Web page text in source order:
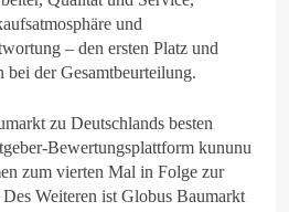
und
– den ersten Platz und
der Gesamtbeurteilung.
zu Deutschlands besten
Bewertungsplattform kununu
zum vierten Mal in Folge zur
Weiteren ist Globus Baumarkt